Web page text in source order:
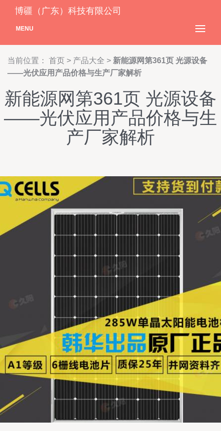
博疆（广东）科技有限公司
MENU
当前位置： 首页 > 产品大全 > 新能源网第361页 光源设备
——光伏应用产品价格与生产厂家解析
新能源网第361页 光源设备
——光伏应用产品价格与生
产厂家解析